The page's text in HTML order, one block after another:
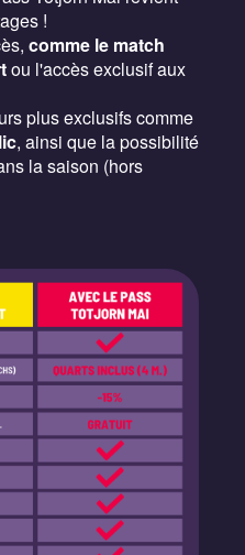
!
comme le match
ou l'accès exclusif aux
plus exclusifs comme
, ainsi que la possibilité
la saison (hors